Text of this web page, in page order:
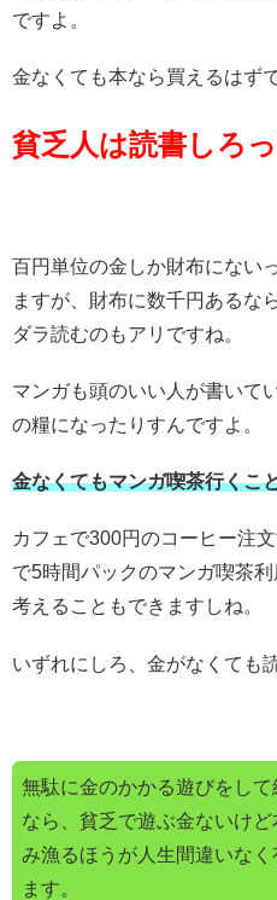
ですよ。
金なくても本なら買えるはずで
貧乏人は読書しろ
百円単位の金しか財布にない
ますが、財布に数千円あるな
ダラ読むのもアリですね。
マンガも頭のいい人が書いて
の糧になったりすんですよ。
金なくてもマンガ喫茶行くこ
カフェで300円のコーヒー注
で5時間パックのマンガ喫茶
考えることもできますしね。
いずれにしろ、金がなくても
無駄に金のかかる遊びをし
なら、貧乏で遊ぶ金ないけ
み漁るほうが人生間違いなく
ます。